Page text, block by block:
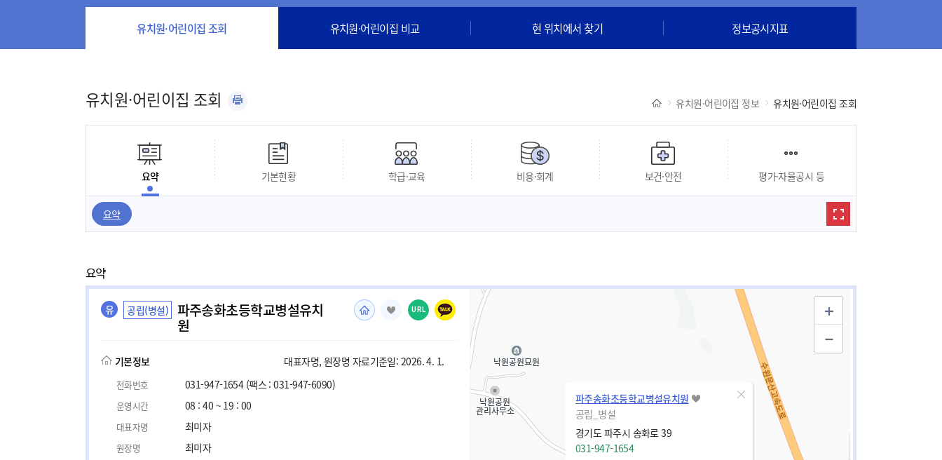
유치원·어린이집 조회 유치원·어린이집 비교 현 위치에서 찾기 정보공시지표
유치원·어린이집 조회 유치원·어린이집 정보 유치원·어린이집 조회
요약 기본현황 학급·교육 비용·회계 보건·안전 평가·자율공시 등
요약
요약
유 공립(병설) 파주송화초등학교병설유치
원
URL
기본정보 대표자명, 원장명 자료기준일: 2026. 4. 1.
전화번호 031-947-1654 (팩스 : 031-947-6090)
운영시간 08 : 40 ~ 19 : 00
대표자명 최미자
원장명 최미자
파주송화초등학교병설유치원
공립_병설
경기도 파주시 송화로 39
031-947-1654